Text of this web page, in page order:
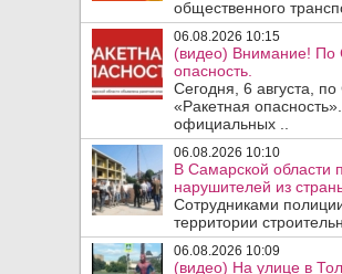
общественного
06.08.2026 10:15
(видео) Внимание! По
опасность.
Сегодня, 6 августа,
«Ракетная
официальных ..
06.08.2026 10:10
В Самарской области
нарушителей из
Сотрудниками
территории
06.08.2026 10:09
(видео) На улице в